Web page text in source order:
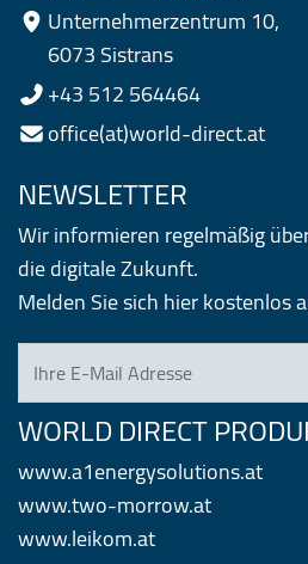
Unternehmerzentrum 10,
6073 Sistrans
+43 512 564464
office(at)world-direct.at
NEWSLETTER
Wir informieren regelmäßig
die digitale Zukunft.
Melden Sie sich hier kostenlos
Ihre E-Mail Adresse
WORLD DIRECT
www.a1energysolutions.at
www.two-morrow.at
www.leikom.at